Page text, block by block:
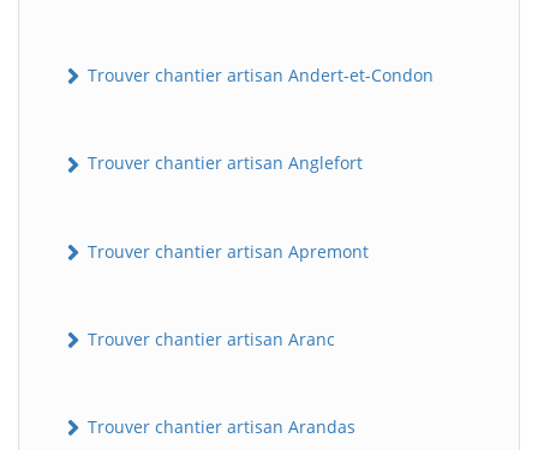
Trouver chantier artisan Andert-et-Condon
Trouver chantier artisan Anglefort
Trouver chantier artisan Apremont
Trouver chantier artisan Aranc
Trouver chantier artisan Arandas